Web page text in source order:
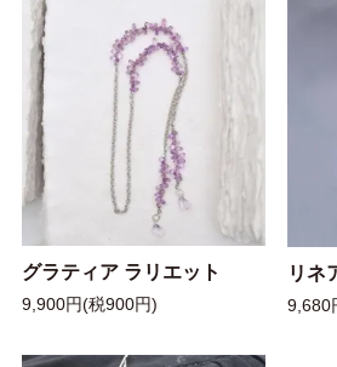
グラティア ラリエット
9,900円(税900円)
リネ
9,680